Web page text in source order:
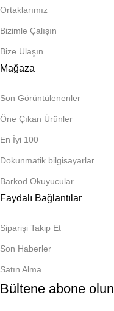
Ortaklarımız
Bizimle Çalışın
Bize Ulaşın
Mağaza
Son Görüntülenenler
Öne Çıkan Ürünler
En İyi 100
Dokunmatik bilgisayarlar
Barkod Okuyucular
Faydalı Bağlantılar
Siparişi Takip Et
Son Haberler
Satın Alma
Bültene abone olun